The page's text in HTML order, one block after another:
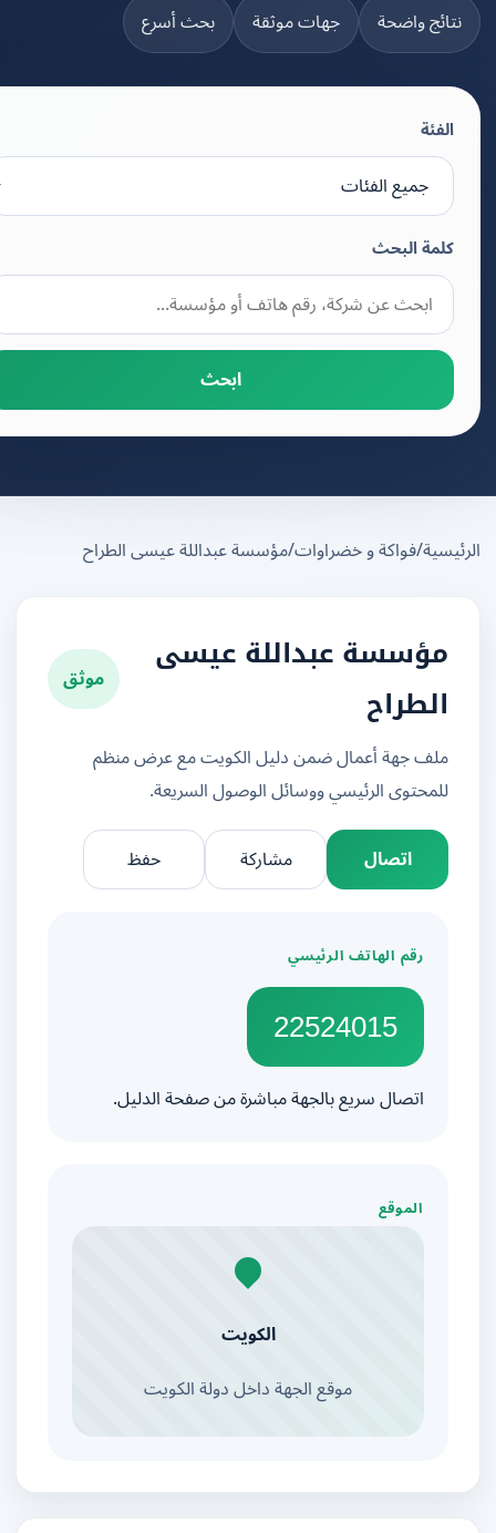
واضحة جهات موثقة بحث أسرع
كلمة البحث
ابحث
/فواكة و خضراوات/مؤسسة عبداللة عيسى الطراح
مؤسسة عبداللة عيسى
الطراح
موثق
ملف جهة أعمال ضمن دليل الكويت مع عرض منظم
للمحتوى الرئيسي ووسائل الوصول السريعة.
اتصال
مشاركة
رقم الهاتف الرئيسي
22524015
اتصال سريع بالجهة مباشرة من صفحة الدليل.
الموقع
الكويت
موقع الجهة داخل دولة الكويت